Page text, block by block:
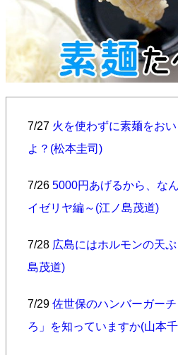
7/27 火を使わずに素麺をお
よ？(松本圭司)
7/26 5000円あげるから、な
イゼリヤ編～(江ノ島茂道)
7/28 広島にはホルモンの天
島茂道)
7/29 佐世保のハンバーガー
ろ」を知っていますか(山本